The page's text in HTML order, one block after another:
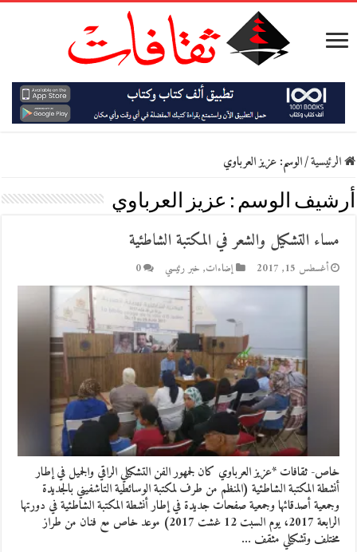
الرئيسية/الوسم:عزيز العرباوي
أرشيف الوسم : عزيز العرباوي
مساء التشكيل والشعر في المكتبة الشاطئية
أغسطس 15, 2017 إضاءات, خبر رئيسي 0
خاص- ثقافات *عزيز العرباوي كان لجمهور الفن التشكيلي الراقي والجميل في إطار
أنشطة المكتبة الشاطئية (المنظم من طرف لمكتبة الوسائطية التاشفيني بالجديدة
وجمعية أصدقائها وجمعية صفحات جديدة في إطار أنشطة المكتبة الشاطئية في دورتها
الرابعة 2017، يوم السبت 12 غشت 2017) موعد خاص مع فنان من طراز
مختلف وتشكيلي مثقف …